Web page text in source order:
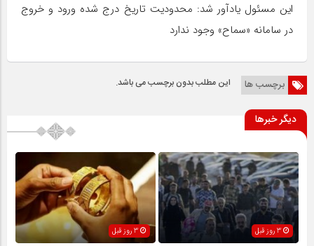
این مسئول یادآور شد: محدودیت تاریخ درج شده ورود و خروج
در سامانه «سماح» وجود ندارد
برچسب ها این مطلب بدون برچسب می باشد.
دیگر خبرها
3 روز قبل